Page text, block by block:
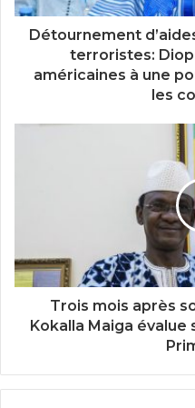
Détournement
terroristes:
américaines à une
les
Trois mois après
Kokalla Maiga évalue